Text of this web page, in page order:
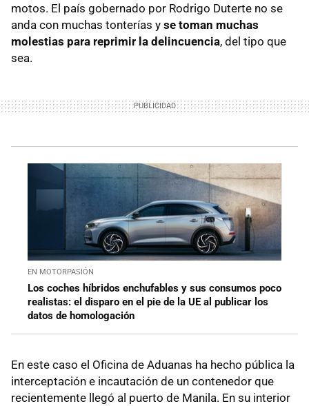
motos. El país gobernado por Rodrigo Duterte no se
anda con muchas tonterías y se toman muchas
molestias para reprimir la delincuencia, del tipo que
sea.
EN MOTORPASIÓN
Los coches híbridos enchufables y sus consumos poco
realistas: el disparo en el pie de la UE al publicar los
datos de homologación
En este caso el Oficina de Aduanas ha hecho pública la
interceptación e incautación de un contenedor que
recientemente llegó al puerto de Manila. En su interior